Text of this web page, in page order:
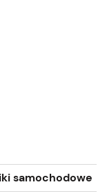
samochodowe